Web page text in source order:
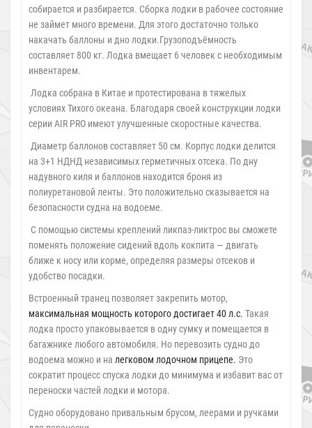
собирается и разбирается. Сборка лодки в рабочее состояние
не займет много времени. Для этого достаточно только
накачать баллоны и дно лодки.Грузоподъёмность
составляет 800 кг. Лодка вмещает 6 человек с необходимым
инвентарем.
Лодка собрана в Китае и протестирована в тяжелых
условиях Тихого океана. Благодаря своей конструкции лодки
серии AIR PRO имеют улучшенные скоростные качества.
Диаметр баллонов составляет 50 см. Корпус лодки делится
на 3+1 НДНД независимых герметичных отсека. По дну
надувного киля и баллонов находится броня из
полиуретановой ленты. Это положительно сказывается на
безопасности судна на водоеме.
С помощью системы креплений ликпаз-ликтрос вы сможете
поменять положение сидений вдоль кокпита — двигать
ближе к носу или корме, определяя размеры отсеков и
удобство посадки.
Встроенный транец позволяет закрепить мотор,
максимальная мощность которого достигает 40 л.с. Такая
лодка просто упаковывается в одну сумку и помещается в
багажнике любого автомобиля. Но перевозить судно до
водоема можно и на легковом лодочном прицепе. Это
сократит процесс спуска лодки до минимума и избавит вас от
переноски частей лодки и мотора.
Судно оборудовано привальным брусом, леерами и ручками